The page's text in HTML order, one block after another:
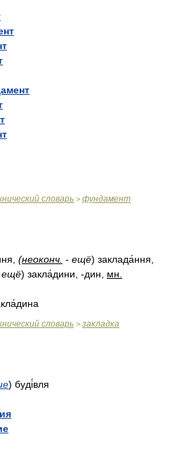
словарь > фундамент
(неоконч. - ещё) заклада́ння,
ещё) закла́дини, -дин, мн.
словарь > закладка
) буді́вля